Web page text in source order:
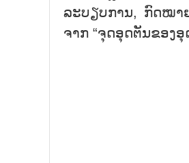
ລະບຽບການ, ກົດໝາ
ຈາກ “ຈຸດອຸດຕັນຂອງ